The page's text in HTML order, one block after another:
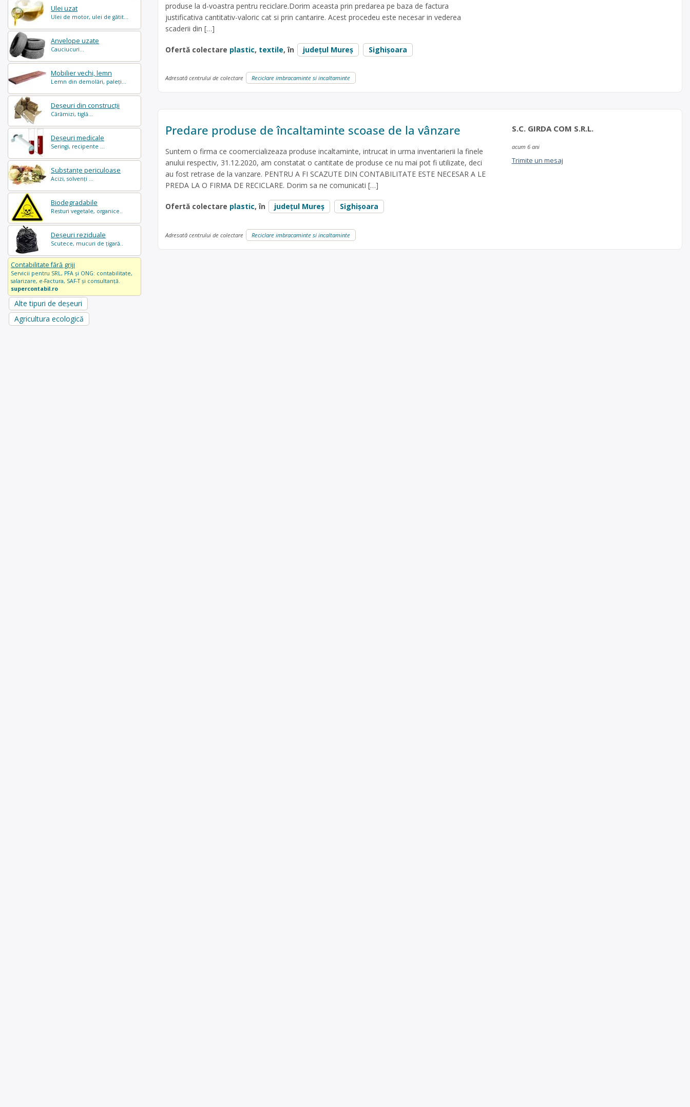
Ulei uzat
Ulei de motor, ulei de gătit...
Anvelope uzate
Cauciucuri...
Mobilier vechi, lemn
Lemn din demolări, paleți...
Deșeuri din construcții
Cărămizi, tiglă...
Deșeuri medicale
Seringi, recipente ...
Substanțe periculoase
Acizi, solvenți ...
Biodegradabile
Resturi vegetale, organice..
Deșeuri reziduale
Scutece, mucuri de țigară..
Contabilitate fără griji
Servicii pentru SRL, PFA și ONG: contabilitate,
salarizare, e-Factura, SAF-T și consultanță.
supercontabil.ro
Alte tipuri de deșeuri
Agricultura ecologică
produse la d-voastra pentru reciclare.Dorim aceasta prin predarea pe baza de factura
justificativa cantitativ-valoric cat si prin cantarire. Acest procedeu este necesar in vederea
scaderii din […]
Ofertă colectare plastic, textile, în județul Mureș Sighișoara
Adresată centrului de colectare Reciclare imbracaminte si incaltaminte
Predare produse de încaltaminte scoase de la vânzare
Suntem o firma ce coomercializeaza produse incaltaminte, intrucat in urma inventarierii la finele
anului respectiv, 31.12.2020, am constatat o cantitate de produse ce nu mai pot fi utilizate, deci
au fost retrase de la vanzare. PENTRU A FI SCAZUTE DIN CONTABILITATE ESTE NECESAR A LE
PREDA LA O FIRMA DE RECICLARE. Dorim sa ne comunicati […]
Ofertă colectare plastic, în județul Mureș Sighișoara
S.C. GIRDA COM S.R.L.
acum 6 ani
Trimite un mesaj
Adresată centrului de colectare Reciclare imbracaminte si incaltaminte